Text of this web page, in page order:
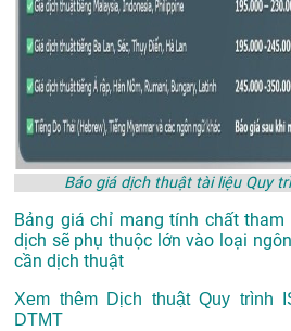
Báo giá dịch thuật tài liệu Quy
Bảng giá chỉ mang tính chất
dịch sẽ phụ thuộc lớn vào loại
cần dịch thuật
Xem thêm Dịch thuật Quy trình
DTMT